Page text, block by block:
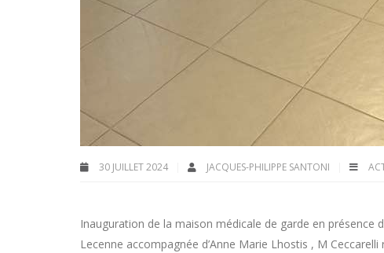
30 JUILLET 2024 JACQUES-PHILIPPE SANTONI
Inauguration de la maison médicale de garde en présence
Lecenne accompagnée d’Anne Marie Lhostis , M